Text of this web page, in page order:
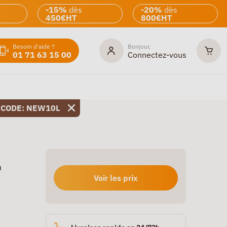
-15% dès
450€HT
-20% dès
800€HT
Besoin d'aide ?
01 71 63 15 00
Bonjour,
Connectez-vous
NEW10L
Voir les prix